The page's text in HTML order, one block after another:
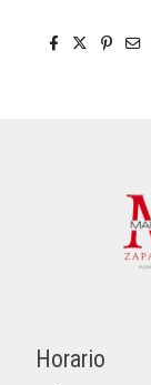
Horario